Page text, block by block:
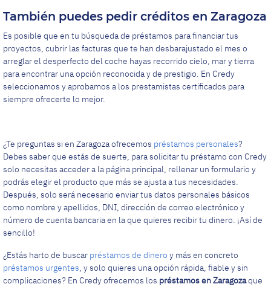
También puedes pedir créditos en Zaragoza
Es posible que en tu búsqueda de préstamos para financiar tus
proyectos, cubrir las facturas que te han desbarajustado el mes o
arreglar el desperfecto del coche hayas recorrido cielo, mar y tierra
para encontrar una opción reconocida y de prestigio. En Credy
seleccionamos y aprobamos a los prestamistas certificados para
siempre ofrecerte lo mejor.
¿Te preguntas si en Zaragoza ofrecemos préstamos personales?
Debes saber que estás de suerte, para solicitar tu préstamo con Credy
solo necesitas acceder a la página principal, rellenar un formulario y
podrás elegir el producto que más se ajusta a tus necesidades.
Después, solo será necesario enviar tus datos personales básicos
como nombre y apellidos, DNI, dirección de correo electrónico y
número de cuenta bancaria en la que quieres recibir tu dinero. ¡Así de
sencillo!
¿Estás harto de buscar préstamos de dinero y más en concreto
préstamos urgentes, y solo quieres una opción rápida, fiable y sin
complicaciones? En Credy ofrecemos los préstamos en Zaragozaque